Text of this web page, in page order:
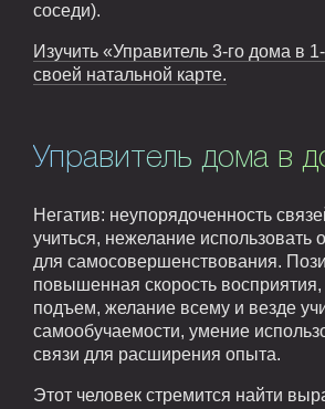
соседи).
Изучить «Управитель 3-го дома в
своей натальной карте.
Управитель дома в
Негатив: неупорядоченность
учиться, нежелание использовать
для самосовершенствования.
повышенная скорость восприятия,
подъем, желание всему и везде
самообучаемости, умение
связи для расширения опыта.
Этот человек стремится найти